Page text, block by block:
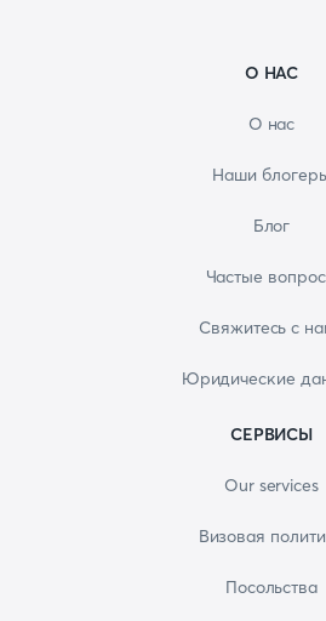
О НАС
О нас
Наши
Блог
Частые
Свяжитесь с
Юридические
СЕРВИСЫ
Our services
Визовая
Посольства